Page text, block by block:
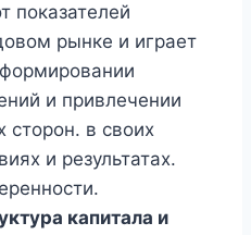
показателей
рынке и играет
и привлечении
сторон. в своих
и результатах.
капитала и